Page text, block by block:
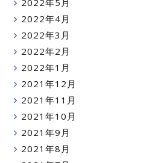
2022年4月
2022年3月
2022年2月
2022年1月
2021年12月
2021年11月
2021年10月
2021年9月
2021年8月